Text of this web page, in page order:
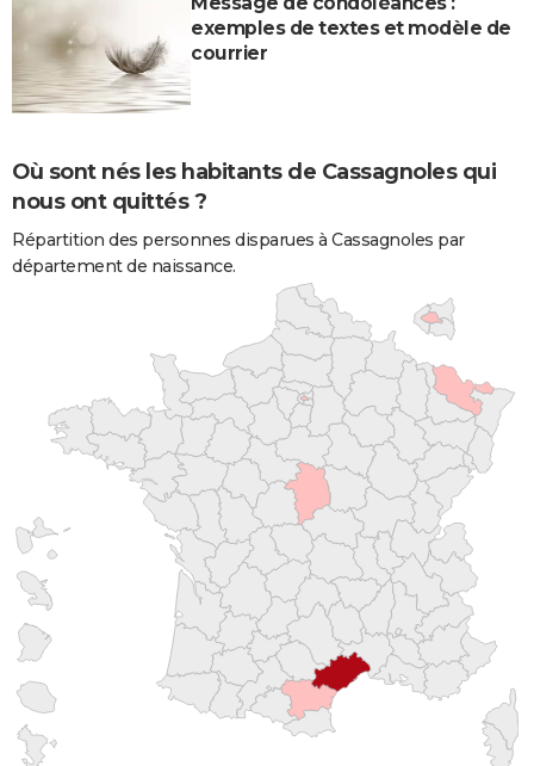
exemples de textes et modèle de
courrier
Où sont nés les habitants de Cassagnoles qui
nous ont quittés ?
Répartition des personnes disparues à Cassagnoles par
département de naissance.